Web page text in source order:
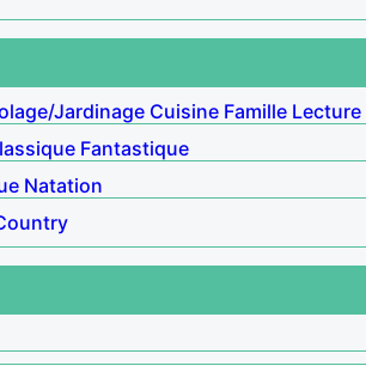
Jardinage Cuisine Famille Lecture
Fantastique
Natation